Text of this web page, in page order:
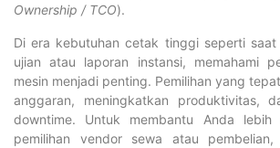
Ownership / TCO).
Di era kebutuhan cetak tinggi seperti saat
ujian atau laporan instansi, memahami
mesin menjadi penting. Pemilihan yang
anggaran, meningkatkan produktivitas,
downtime. Untuk membantu Anda lebih
pemilihan vendor sewa atau